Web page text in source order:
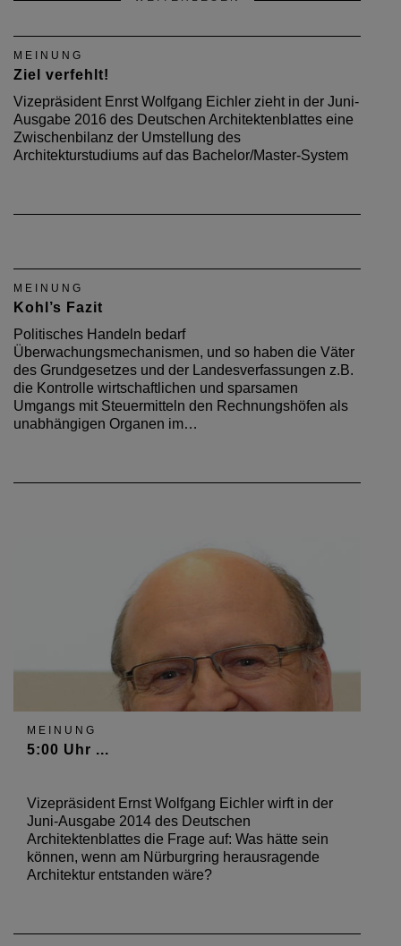
MEINUNG
Ziel verfehlt!
Vizepräsident Enrst Wolfgang Eichler zieht in der Juni-
Ausgabe 2016 des Deutschen Architektenblattes eine
Zwischenbilanz der Umstellung des
Architekturstudiums auf das Bachelor/Master-System
MEINUNG
Kohl’s Fazit
Politisches Handeln bedarf
Überwachungsmechanismen, und so haben die Väter
des Grundgesetzes und der Landesverfassungen z.B.
die Kontrolle wirtschaftlichen und sparsamen
Umgangs mit Steuermitteln den Rechnungshöfen als
unabhängigen Organen im…
MEINUNG
5:00 Uhr ...
Vizepräsident Ernst Wolfgang Eichler wirft in der
Juni-Ausgabe 2014 des Deutschen
Architektenblattes die Frage auf: Was hätte sein
können, wenn am Nürburgring herausragende
Architektur entstanden wäre?